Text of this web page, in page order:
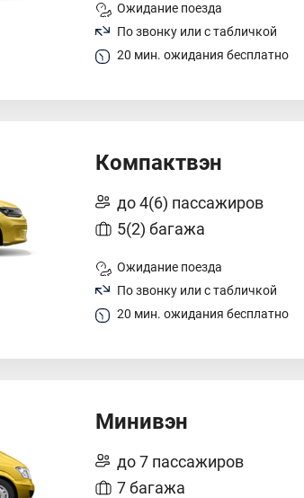
Ожидание поезда
По звонку или с табличкой
20 мин. ожидания бесплатно
Компактвэн
до 4(6) пассажиров
5(2) багажа
Ожидание поезда
По звонку или с табличкой
20 мин. ожидания бесплатно
Минивэн
до 7 пассажиров
7 багажа